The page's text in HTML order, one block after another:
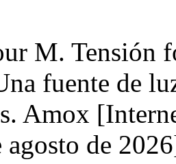
M. Tensión
fuente de
Amox
agosto de